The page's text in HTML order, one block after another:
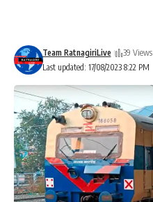
Last updated: 17/08/2023 8:22 PM
Team RatnagiriLive 39 Views